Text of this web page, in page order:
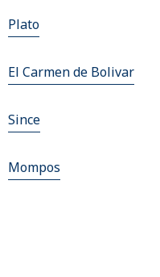
Plato
El Carmen de Bolivar
Since
Mompos